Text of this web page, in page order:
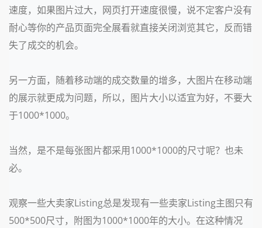
速度，如果图片过大，网页打开速度很慢，说不定客户没有
耐心等你的产品页面完全展看就直接关闭浏览其它，反而错
失了成交的机会。
另一方面，随着移动端的成交数量的增多，大图片在移动端
的展示就更成为问题，所以，图片大小以适宜为好，不要大
于1000*1000。
当然，是不是每张图片都采用1000*1000的尺寸呢？也未
必。
观察一些大卖家Listing总是发现有一些卖家Listing主图只有
500*500尺寸，附图为1000*1000年的大小。在这种情况